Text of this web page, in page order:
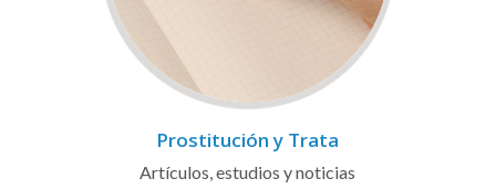
Prostitución y Trata
Artículos, estudios y noticias